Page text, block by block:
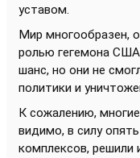
уставом.
Мир многообразен,
ролью гегемона США
шанс, но они не
политики и
К сожалению,
видимо, в силу
комплексов, решили